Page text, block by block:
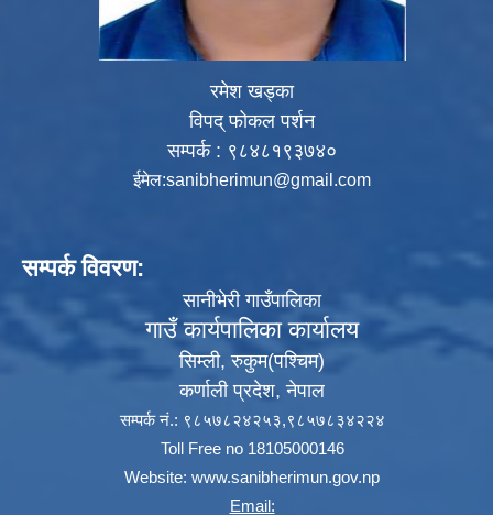
रमेश खड्का
विपद् फोकल पर्शन
सम्पर्क : ९८४८१९३७४०
ईमेल:sanibherimun@gmail.com
सम्पर्क विवरण:
सानीभेरी गाउँपालिका
गाउँ कार्यपालिका कार्यालय
सिम्ली, रुकुम(पश्‍चिम)
कर्णाली प्रदेश, नेपाल
सम्पर्क नं.: ९८५७८२४२५३,९८५७८३४२२४
Toll Free no 18105000146
Website: www.sanibherimun.gov.np
Email: